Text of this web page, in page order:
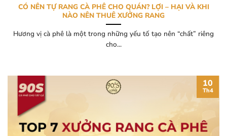
CÓ NÊN TỰ RANG CÀ PHÊ CHO QUÁN? LỢI – HẠI VÀ KHI
NÀO NÊN THUÊ XƯỞNG RANG
Hương vị cà phê là một trong những yếu tố tạo nên “chất” riêng
cho...
10
Th4